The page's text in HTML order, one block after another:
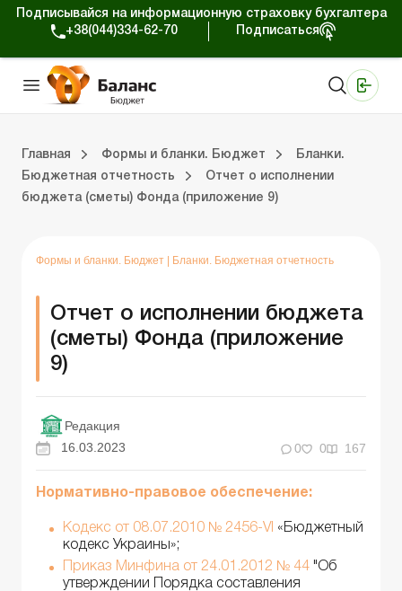
Подписывайся на информационную страховку бухгалтера
+38(044)334-62-70
Подписаться
Главная Формы и бланки. Бюджет
Бланки.
Бюджетная отчетность
Отчет о исполнении
бюджета (сметы) Фонда (приложение 9)
Формы и бланки. Бюджет Бланки. Бюджетная отчетность
Отчет о исполнении бюджета
(сметы) Фонда (приложение
9)
Редакция
16.03.2023
0 0 167
Нормативно-правовое обеспечение:
Кодекс от 08.07.2010 № 2456-VI «Бюджетный
кодекс Украины»;
Приказ Минфина от 24.01.2012 № 44 "Об
утверждении Порядка составления